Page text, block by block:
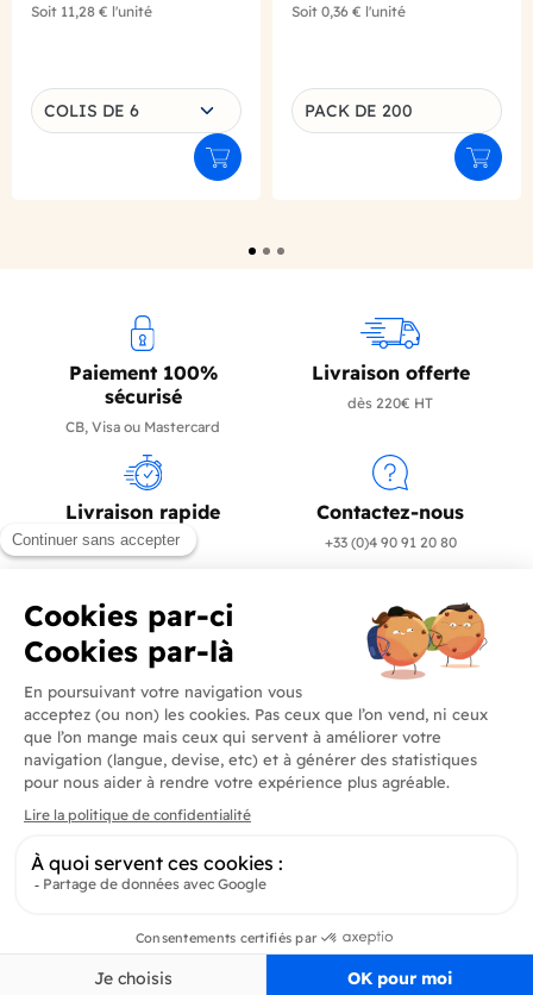
Soit 11,28 € l'unité
Choisissez une déclinaison
COLIS DE 6
Ajouter au panier
Soit 0,36 € l'unité
Déclinaison du produit
PACK DE 200
Paiement 100%
sécurisé
CB, Visa ou Mastercard
Livraison offerte
dès 220€ HT
Livraison rapide
en 24/72h
Contactez-nous
+33 (0)4 90 91 20 80